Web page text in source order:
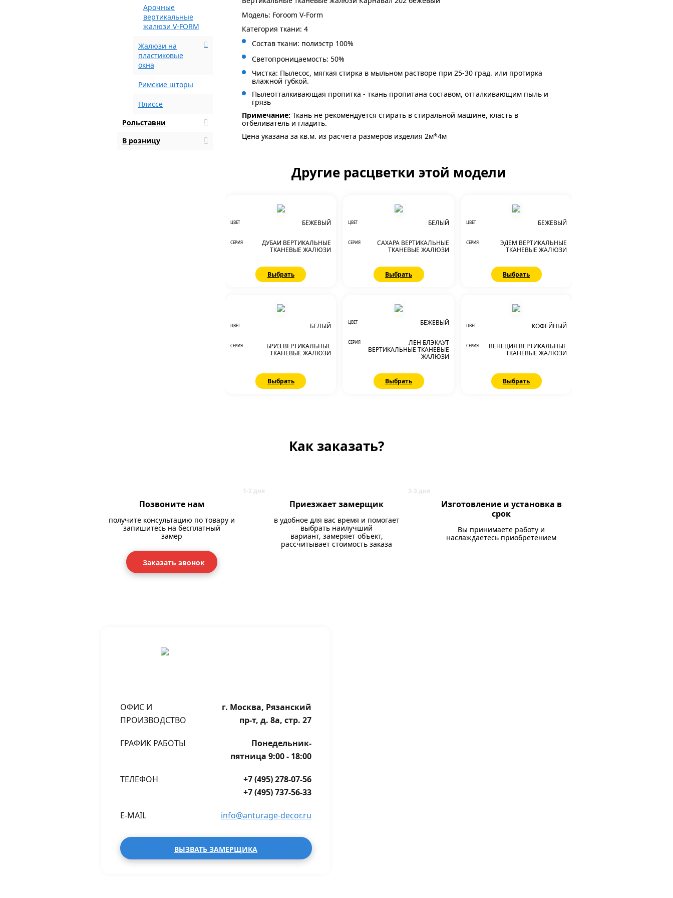
Арочные
вертикальные
жалюзи V-FORM
Жалюзи на
пластиковые
окна
Римские шторы
Плиссе
Рольставни
В розницу
Модель: Foroom V-Form
Категория ткани: 4
Состав ткани: полиэстр 100%
Светопроницаемость: 50%
Чистка: Пылесос, мягкая стирка в мыльном растворе при 25-30 град. или протирка
влажной губкой.
Пылеотталкивающая пропитка - ткань пропитана составом, отталкивающим пыль и
грязь
Примечание: Ткань не рекомендуется стирать в стиральной машине, класть в
отбеливатель и гладить.
Цена указана за кв.м. из расчета размеров изделия 2м*4м
Другие расцветки этой модели
ЦВЕТ БЕЖЕВЫЙ
СЕРИЯ
ДУБАИ ВЕРТИКАЛЬНЫЕ
ТКАНЕВЫЕ ЖАЛЮЗИ
Выбрать
ЦВЕТ БЕЛЫЙ
СЕРИЯ
САХАРА ВЕРТИКАЛЬНЫЕ
ТКАНЕВЫЕ ЖАЛЮЗИ
Выбрать
ЦВЕТ БЕЖЕВЫЙ
СЕРИЯ
ЭДЕМ ВЕРТИКАЛЬНЫЕ
ТКАНЕВЫЕ ЖАЛЮЗИ
Выбрать
ЦВЕТ БЕЛЫЙ
СЕРИЯ
БРИЗ ВЕРТИКАЛЬНЫЕ
ТКАНЕВЫЕ ЖАЛЮЗИ
Выбрать
ЦВЕТ БЕЖЕВЫЙ
СЕРИЯ
ЛЕН БЛЭКАУТ
ВЕРТИКАЛЬНЫЕ ТКАНЕВЫЕ
ЖАЛЮЗИ
Выбрать
ЦВЕТ КОФЕЙНЫЙ
СЕРИЯ
ВЕНЕЦИЯ ВЕРТИКАЛЬНЫЕ
ТКАНЕВЫЕ ЖАЛЮЗИ
Выбрать
Как заказать?
Позвоните нам
получите консультацию по товару и
запишитесь на бесплатный
замер
Заказать звонок
Приезжает замерщик
в удобное для вас время и помогает
выбрать наилучший
вариант, замеряет объект,
рассчитывает стоимость заказа
Изготовление и установка в
срок
Вы принимаете работу и
наслаждаетесь приобретением
ОФИС И
ПРОИЗВОДСТВО
г. Москва, Рязанский
пр-т, д. 8а, стр. 27
ГРАФИК РАБОТЫ
Понедельник-
пятница 9:00 - 18:00
ТЕЛЕФОН
+7 (495) 278-07-56
+7 (495) 737-56-33
E-MAIL info@anturage-decor.ru
ВЫЗВАТЬ ЗАМЕРЩИКА